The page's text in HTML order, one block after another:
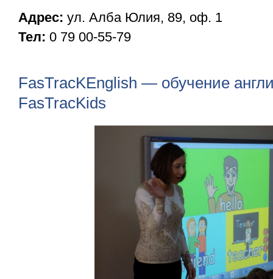
Адрес: ул. Алба Юлия, 89, оф. 1
Тел: 0 79 00-55-79
FasTracKEnglish — обучение
FasTracKids